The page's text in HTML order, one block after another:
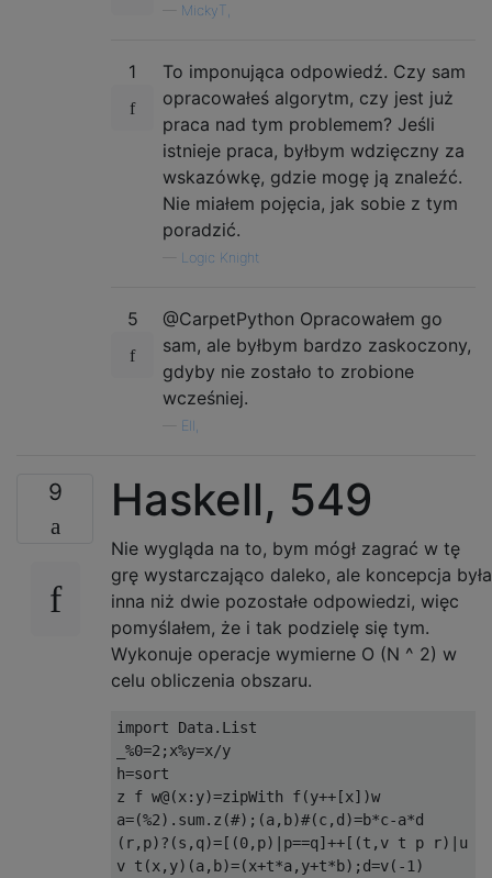
MickyT,
1
To imponująca odpowiedź. Czy sam
opracowałeś algorytm, czy jest już
praca nad tym problemem? Jeśli
istnieje praca, byłbym wdzięczny za
wskazówkę, gdzie mogę ją znaleźć.
Nie miałem pojęcia, jak sobie z tym
poradzić.
Logic Knight
5
@CarpetPython Opracowałem go
sam, ale byłbym bardzo zaskoczony,
gdyby nie zostało to zrobione
wcześniej.
Ell,
9 Haskell, 549
Nie wygląda na to, bym mógł zagrać w tę
grę wystarczająco daleko, ale koncepcja była
inna niż dwie pozostałe odpowiedzi, więc
pomyślałem, że i tak podzielę się tym.
Wykonuje operacje wymierne O (N ^ 2) w
celu obliczenia obszaru.
import Data.List
_%0=2;x%y=x/y
h=sort
z f w@(x:y)=zipWith f(y++[x])w
a=(%2).sum.z(#);(a,b)#(c,d)=b*c-a*d
(r,p)?(s,q)=[(0,p)|p==q]++[(t,v t p r)|u
v t(x,y)(a,b)=(x+t*a,y+t*b);d=v(-1)